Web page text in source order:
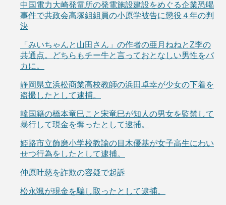
中国電力大崎発電所の発電施設建設をめぐる企業恐喝
事件で共政会高塚組組員の小原学被告に懲役４年の判
決
「みいちゃんと山田さん」の作者の亜月ねねとZ李の
共通点。どちらもチー牛と言っておとなしい男性をバ
カに。
静岡県立浜松商業高校教師の浜田卓幸が少女の下着を
盗撮したとして逮捕。
韓国籍の橋本竜巳こと宋竜巳が知人の男女を監禁して
暴行して現金を奪ったとして逮捕。
姫路市立飾磨小学校教諭の目木優基が女子高生にわい
せつ行為をしたとして逮捕。
仲原叶慈を詐欺の容疑で起訴
松永颯が現金を騙し取ったとして逮捕。